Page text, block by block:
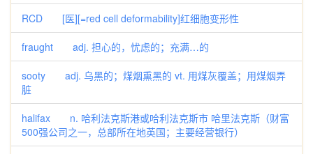
RCD [医][=red cell deformability]红细胞变形性
fraught adj. 担心的，忧虑的；充满…的
sooty adj. 乌黑的；煤烟熏黑的 vt. 用煤灰覆盖；用煤烟弄
脏
halifax n. 哈利法克斯港或哈利法克斯市 哈里法克斯（财富
500强公司之一，总部所在地英国；主要经营银行）